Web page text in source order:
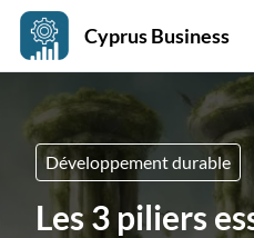
Cyprus Business
Développement durable
Les 3 piliers